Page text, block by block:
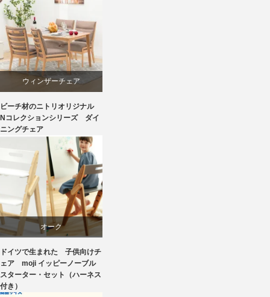
天童木工
材料
椅子
ウィンザーチェア
ダイニング
ニトリ
ビーチ
ライフスタイル
リビングダイニング
椅子
ビーチ材のニトリオリジナル
Nコレクションシリーズ ダイ
ニングチェア
オーク
学習椅子
ドイツで生まれた 子供向けチ
ェア moji イッピーノーブル
スターター・セット（ハーネス
付き）